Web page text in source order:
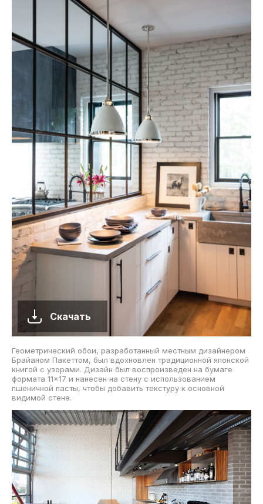
Скачать
Геометрический обои, разработанный местным дизайнером
Брайаном Пакеттом, был вдохновлен традиционной японской
книгой с узорами. Дизайн был воспроизведен на бумаге
формата 11×17 и нанесен на стену с использованием
пшеничной пасты, чтобы добавить текстуру к основной
видимой стене.